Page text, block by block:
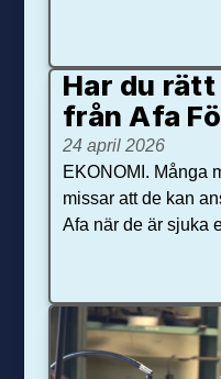
Har du
från Afa
24 april 2026
EKONOMI. Många
missar att de kan
Afa när de är sjuka